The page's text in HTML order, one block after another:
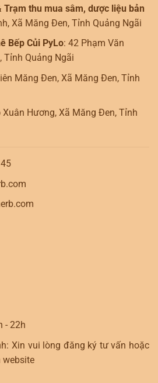
Trạm thu mua sâm, dược liệu bản
Xã Măng Đen, Tỉnh Quảng Ngãi
Bếp Củi PyLo: 42 Phạm Văn
Tỉnh Quảng Ngãi
Măng Đen, Xã Măng Đen, Tỉnh
Xuân Hương, Xã Măng Đen, Tỉnh
- 22h
Xin vui lòng đăng ký tư vấn hoặc
website